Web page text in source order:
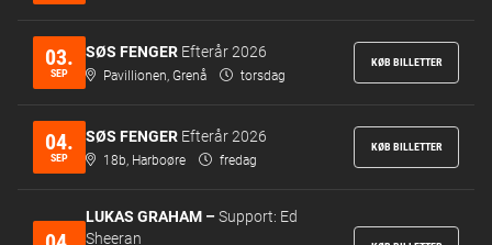
03.
SEP
SØS FENGER Efterår 2026
Pavillionen, Grenå torsdag
KØB BILLETTER
04.
SEP
SØS FENGER Efterår 2026
18b, Harboøre fredag
KØB BILLETTER
LUKAS GRAHAM – Support: Ed
Sheeran